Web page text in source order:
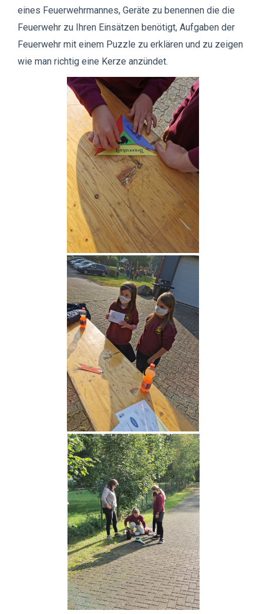
eines Feuerwehrmannes, Geräte zu benennen die die
Feuerwehr zu Ihren Einsätzen benötigt, Aufgaben der
Feuerwehr mit einem Puzzle zu erklären und zu zeigen
wie man richtig eine Kerze anzündet.